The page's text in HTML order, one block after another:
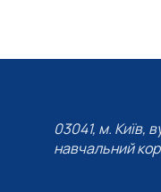
03041, м. Київ,
навчальний